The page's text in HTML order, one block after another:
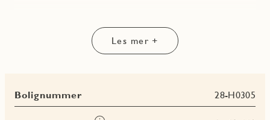
Les mer +
Bolignummer 28-H0305